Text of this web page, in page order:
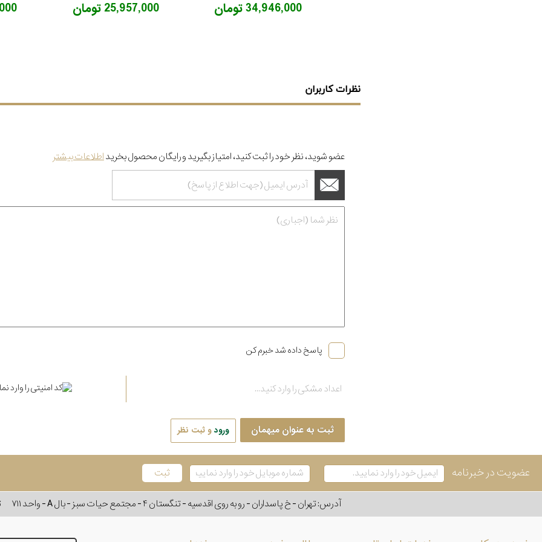
25,957,000 تومان 34,946,000 تومان
نظرات کاربران
عضو شوید، نظر خود را ثبت کنید، امتیاز بگیرید و رایگان محصول بخریداطلاعات بیشتر
پاسخ داده شد خبرم کن
ثبت به عنوان میهمان ورودو ثبت نظر
عضویت در خبرنامه
آدرس: تهران - خ پاسداران - رو به روی اقدسیه - تنگستان ۴ - مجتمع حیات سبز - بال A - واحد ۷۱۱